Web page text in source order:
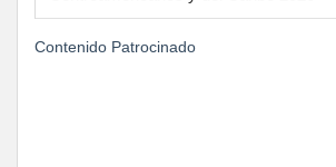
Contenido Patrocinado